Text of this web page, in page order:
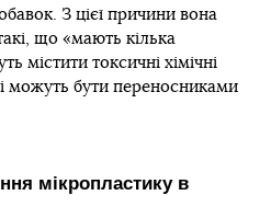
З цієї причини вона
що «мають кілька
містити токсичні хімічні
можуть бути переносниками
мікропластику в